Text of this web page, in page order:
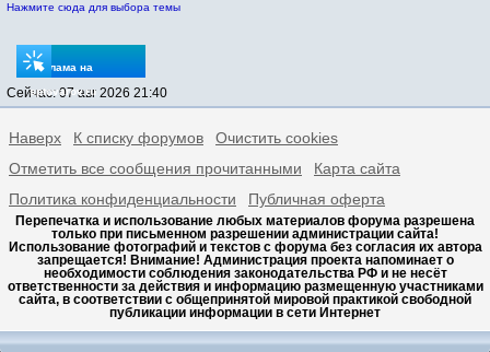
Нажмите сюда для выбора темы
Реклама на
sptovarov.ru
Сейчас: 07 авг 2026 21:40
Наверх К списку форумов
Очистить cookies
Отметить все сообщения прочитанными
Карта сайта
Политика конфиденциальности
Публичная оферта